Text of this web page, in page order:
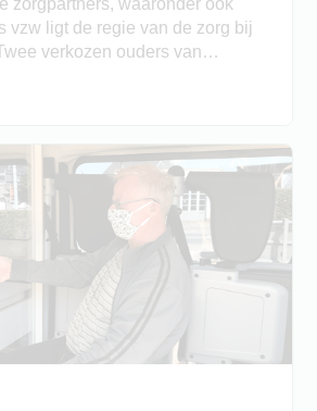
zorgpartners, waaronder ook
vzw ligt de regie van de zorg bij
verkozen ouders van
en een teamcoach van de
een pandemie?